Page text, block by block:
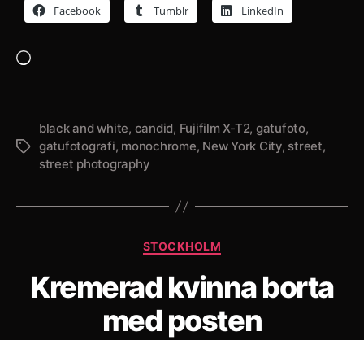
Facebook Tumblr LinkedIn
Etiketter
black and white, candid, Fujifilm X-T2, gatufoto,
gatufotografi, monochrome, New York City, street,
street photography
Kategorier
STOCKHOLM
Kremerad kvinna borta
med posten